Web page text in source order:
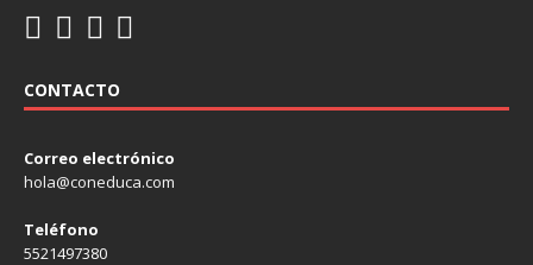
CONTACTO
Correo electrónico
hola@coneduca.com
Teléfono
5521497380